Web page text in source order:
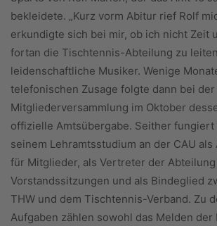
bekleidete. „Kurz vorm Abi­tur rief Rolf
erkundig­te sich bei mir, ob ich nicht Zeit
fortan die Tischtennis-Abteilung zu
leidenschaftliche Musiker. Wenige
telefonischen Zusage folgte dann bei der
Mitgliederversammlung im Oktober
offizielle Amtsübergabe. Seither fungiert
seinem Lehramtsstudium an der CAU
für Mitglieder, als Vertreter der
Vorstandssitzungen und als Bindeglied
THW und dem Tischtennis-Verband. Zu
Aufgaben zählen sowohl das Melden der